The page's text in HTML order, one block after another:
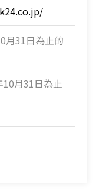
月31日為止的
月31日為止